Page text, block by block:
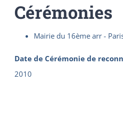
Cérémonies
Mairie du 16ème arr -
Date de Cérémonie de
2010